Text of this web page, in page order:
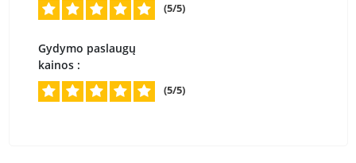
(5/5)
Gydymo paslaugų
kainos :
(5/5)